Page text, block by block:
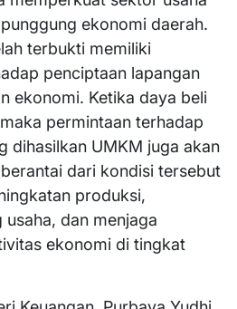
ekonomi daerah.
terbukti memiliki
penciptaan lapangan
ekonomi. Ketika daya beli
permintaan terhadap
dihasilkan UMKM juga akan
dari kondisi tersebut
produksi,
dan menjaga
ekonomi di tingkat